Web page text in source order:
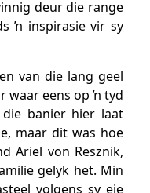
deur die range
ŉ inspirasie vir sy
van die lang geel
waar eens op ŉ tyd
banier hier laat
maar dit was hoe
Ariel von Resznik,
gelyk het. Min
volgens sy eie